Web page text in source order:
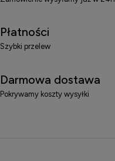
Płatności
Szybki przelew
Darmowa dostawa
Pokrywamy koszty wysyłki